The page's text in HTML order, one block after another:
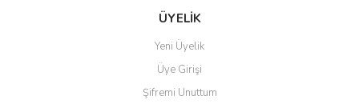
ÜYELİK
Yeni Üyelik
Üye Girişi
Şifremi Unuttum